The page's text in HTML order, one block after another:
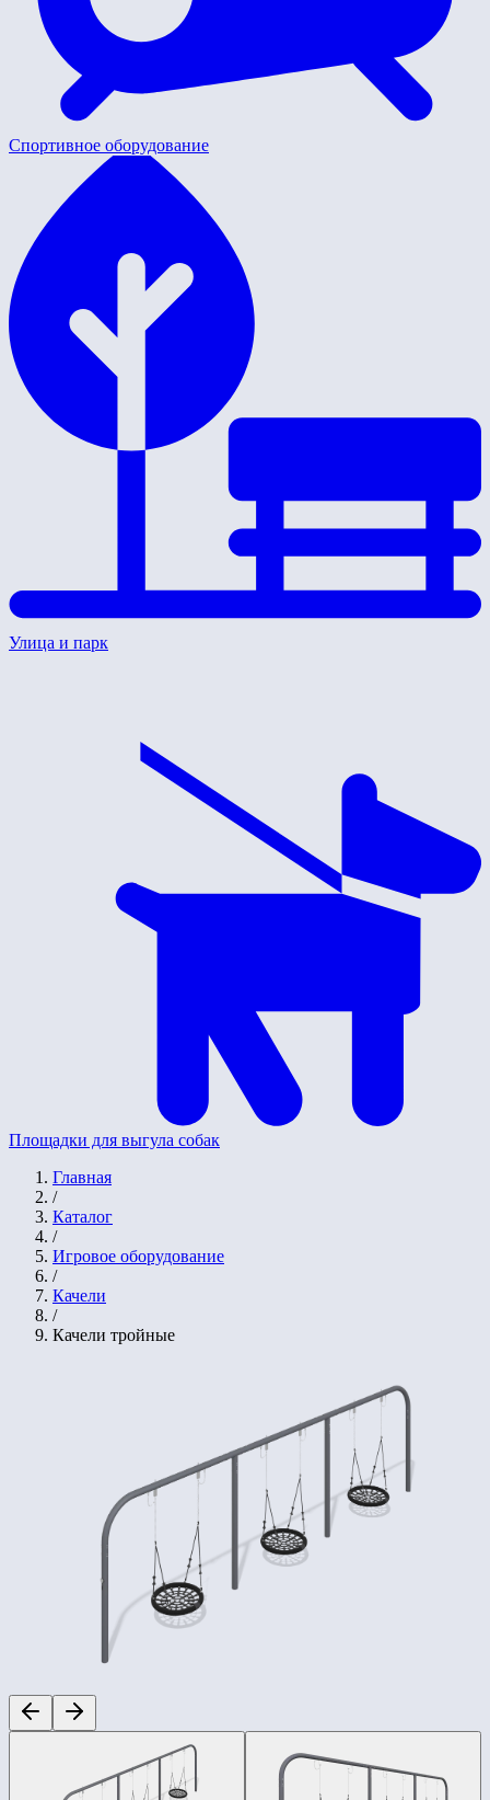
Спортивное оборудование
Улица и парк
Площадки для выгула собак
Главная
/
Каталог
/
Игровое оборудование
/
Качели
/
Качели тройные